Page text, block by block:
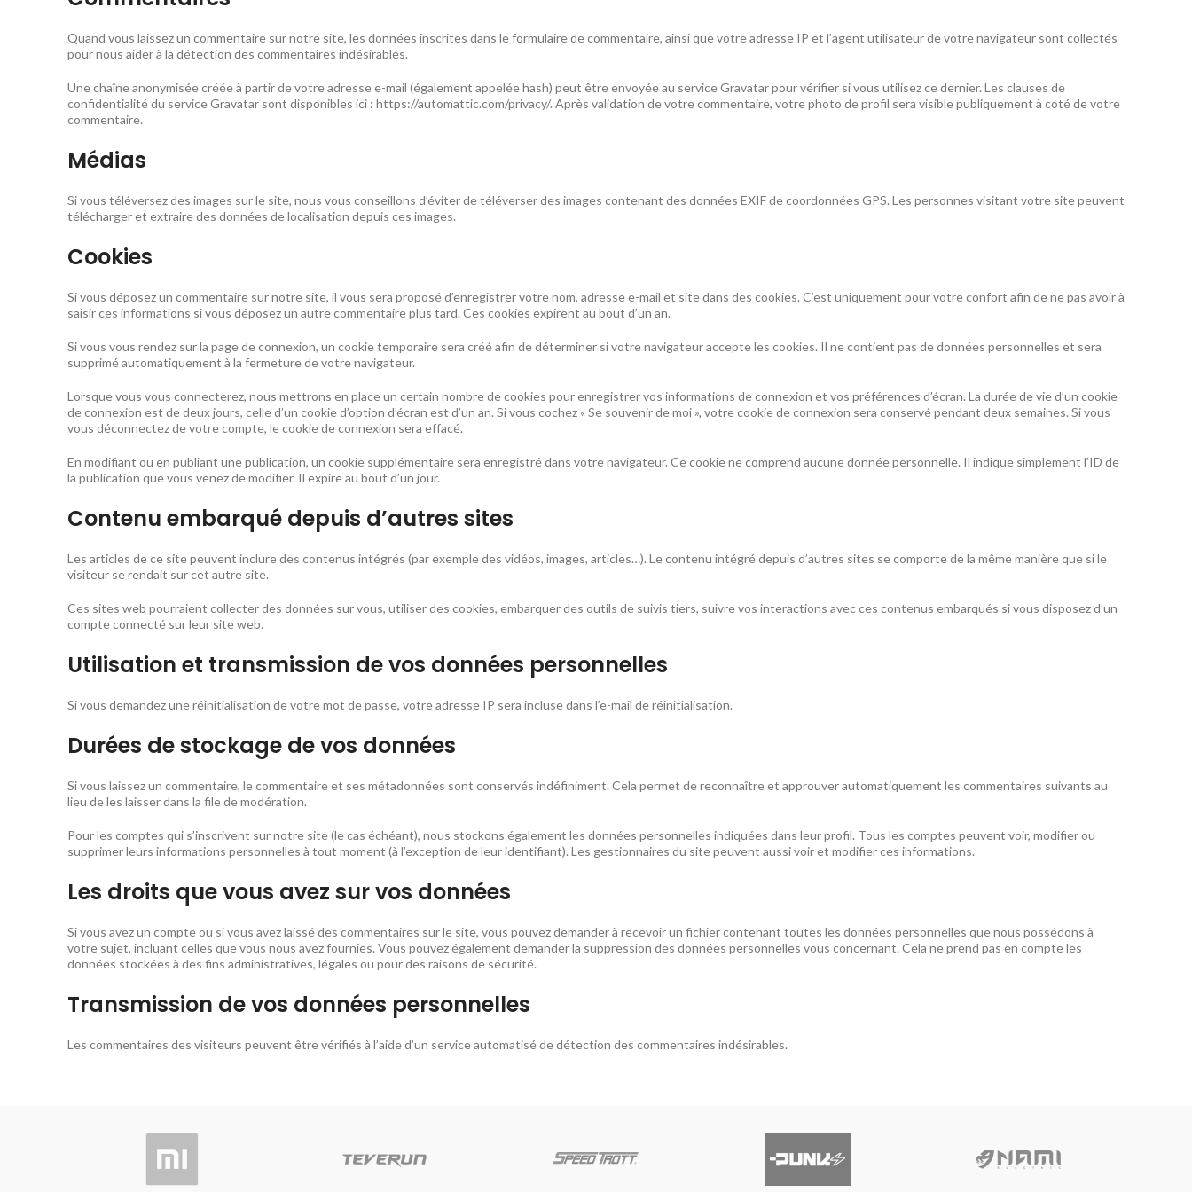
Quand vous laissez un commentaire sur notre site, les données inscrites dans le formulaire de commentaire, ainsi que votre adresse IP et l’agent utilisateur de votre navigateur sont collectés
pour nous aider à la détection des commentaires indésirables.
Une chaîne anonymisée créée à partir de votre adresse e-mail (également appelée hash) peut être envoyée au service Gravatar pour vérifier si vous utilisez ce dernier. Les clauses de
confidentialité du service Gravatar sont disponibles ici : https://automattic.com/privacy/. Après validation de votre commentaire, votre photo de profil sera visible publiquement à coté de votre
commentaire.
Médias
Si vous téléversez des images sur le site, nous vous conseillons d’éviter de téléverser des images contenant des données EXIF de coordonnées GPS. Les personnes visitant votre site peuvent
télécharger et extraire des données de localisation depuis ces images.
Cookies
Si vous déposez un commentaire sur notre site, il vous sera proposé d’enregistrer votre nom, adresse e-mail et site dans des cookies. C’est uniquement pour votre confort afin de ne pas avoir à
saisir ces informations si vous déposez un autre commentaire plus tard. Ces cookies expirent au bout d’un an.
Si vous vous rendez sur la page de connexion, un cookie temporaire sera créé afin de déterminer si votre navigateur accepte les cookies. Il ne contient pas de données personnelles et sera
supprimé automatiquement à la fermeture de votre navigateur.
Lorsque vous vous connecterez, nous mettrons en place un certain nombre de cookies pour enregistrer vos informations de connexion et vos préférences d’écran. La durée de vie d’un cookie
de connexion est de deux jours, celle d’un cookie d’option d’écran est d’un an. Si vous cochez « Se souvenir de moi », votre cookie de connexion sera conservé pendant deux semaines. Si vous
vous déconnectez de votre compte, le cookie de connexion sera effacé.
En modifiant ou en publiant une publication, un cookie supplémentaire sera enregistré dans votre navigateur. Ce cookie ne comprend aucune donnée personnelle. Il indique simplement l’ID de
la publication que vous venez de modifier. Il expire au bout d’un jour.
Contenu embarqué depuis d’autres sites
Les articles de ce site peuvent inclure des contenus intégrés (par exemple des vidéos, images, articles…). Le contenu intégré depuis d’autres sites se comporte de la même manière que si le
visiteur se rendait sur cet autre site.
Ces sites web pourraient collecter des données sur vous, utiliser des cookies, embarquer des outils de suivis tiers, suivre vos interactions avec ces contenus embarqués si vous disposez d’un
compte connecté sur leur site web.
Utilisation et transmission de vos données personnelles
Si vous demandez une réinitialisation de votre mot de passe, votre adresse IP sera incluse dans l’e-mail de réinitialisation.
Durées de stockage de vos données
Si vous laissez un commentaire, le commentaire et ses métadonnées sont conservés indéfiniment. Cela permet de reconnaître et approuver automatiquement les commentaires suivants au
lieu de les laisser dans la file de modération.
Pour les comptes qui s’inscrivent sur notre site (le cas échéant), nous stockons également les données personnelles indiquées dans leur profil. Tous les comptes peuvent voir, modifier ou
supprimer leurs informations personnelles à tout moment (à l’exception de leur identifiant). Les gestionnaires du site peuvent aussi voir et modifier ces informations.
Les droits que vous avez sur vos données
Si vous avez un compte ou si vous avez laissé des commentaires sur le site, vous pouvez demander à recevoir un fichier contenant toutes les données personnelles que nous possédons à
votre sujet, incluant celles que vous nous avez fournies. Vous pouvez également demander la suppression des données personnelles vous concernant. Cela ne prend pas en compte les
données stockées à des fins administratives, légales ou pour des raisons de sécurité.
Transmission de vos données personnelles
Les commentaires des visiteurs peuvent être vérifiés à l’aide d’un service automatisé de détection des commentaires indésirables.